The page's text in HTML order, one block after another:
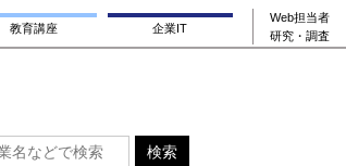
教育講座 企業IT
Web担当者
研究・調査